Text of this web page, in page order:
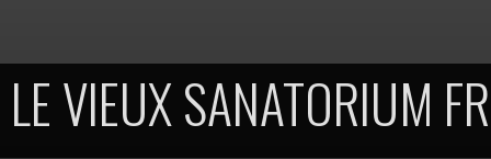
LE VIEUX SANATORIUM